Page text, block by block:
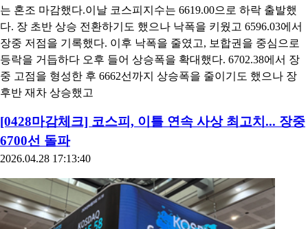
는 혼조 마감했다.이날 코스피지수는 6619.00으로 하락 출발했
다. 장 초반 상승 전환하기도 했으나 낙폭을 키웠고 6596.03에서
장중 저점을 기록했다. 이후 낙폭을 줄였고, 보합권을 중심으로
등락을 거듭하다 오후 들어 상승폭을 확대했다. 6702.38에서 장
중 고점을 형성한 후 6662선까지 상승폭을 줄이기도 했으나 장
후반 재차 상승했고
[0428마감체크] 코스피, 이틀 연속 사상 최고치... 장중
6700선 돌파
2026.04.28 17:13:40